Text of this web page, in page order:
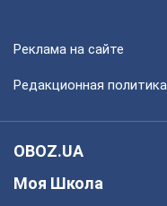
Реклама на сайте
Редакционная политика
OBOZ.UA
Моя Школа